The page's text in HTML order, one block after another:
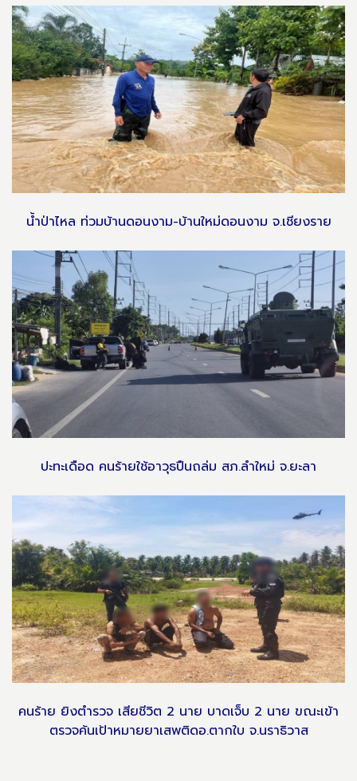
น้ำป่าไหล ท่วมบ้านดอนงาม-บ้านใหม่ดอนงาม จ.เชียงราย
ปะทะเดือด คนร้ายใช้อาวุธปืนถล่ม สภ.ลำใหม่ จ.ยะลา
คนร้าย ยิงตำรวจ เสียชีวิต 2 นาย บาดเจ็บ 2 นาย ขณะเข้า
ตรวจค้นเป้าหมายยาเสพติดอ.ตากใบ จ.นราธิวาส